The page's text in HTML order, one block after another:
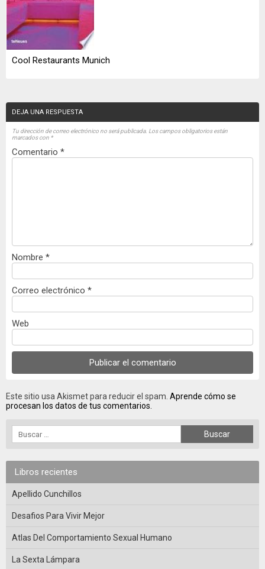
Cool Restaurants Munich
DEJA UNA RESPUESTA
Tu dirección de correo electrónico no será publicada. Los campos obligatorios están
marcados con *
Comentario *
Nombre *
Correo electrónico *
Web
Este sitio usa Akismet para reducir el spam. Aprende cómo se
procesan los datos de tus comentarios.
Libros recientes
Apellido Cunchillos
Desafios Para Vivir Mejor
Atlas Del Comportamiento Sexual Humano
La Sexta Lámpara